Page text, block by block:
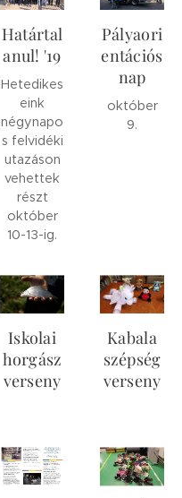
Határtal
anul! '19
Hetedikes
eink
négynapo
s felvidéki
utazáson
vehettek
részt
október
10-13-ig.
Pályaori
entációs
nap
október
9.
Iskolai
horgász
verseny
Kabala
szépség
verseny